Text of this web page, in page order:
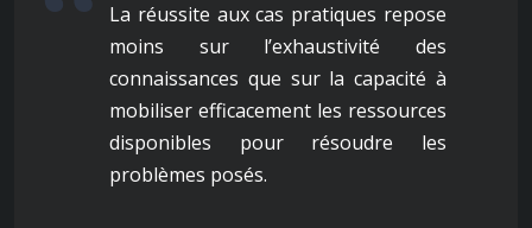
La réussite aux cas pratiques repose
moins sur l’exhaustivité des
connaissances que sur la capacité à
mobiliser efficacement les ressources
disponibles pour résoudre les
problèmes posés.